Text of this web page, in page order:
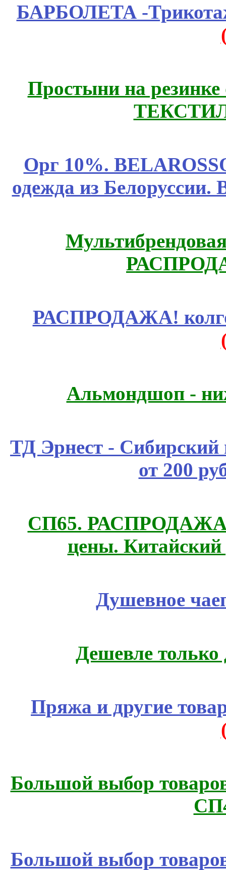
БАРБОЛЕТА -
Простыни на
Орг 10%.
одежда из Белоруссии.
РАСПРОДАЖА!
Альмондшоп -
ТД Эрнест - Сибирский
от 200
СП65. РАСПРОДАЖА!
цены.
Душевное
Дешевле
Пряжа и другие
Большой выбор
Большой выбор